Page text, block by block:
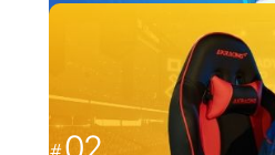
これからのゲーム業界を担う人材へ